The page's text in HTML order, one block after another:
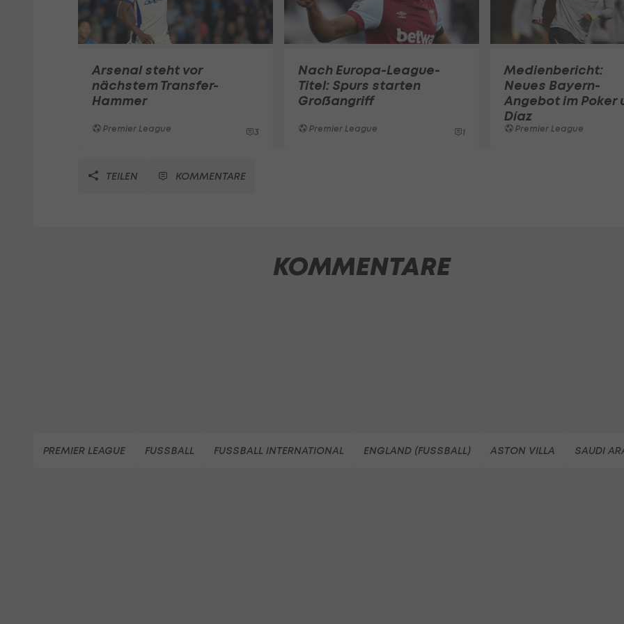
Arsenal steht vor
nächstem Transfer-
Hammer
Premier League 3
Nach Europa-League-
Titel: Spurs starten
Großangriff
Premier League 1
Medienbericht:
Neues Bayern-
Angebot im Poker
Díaz
Premier League
TEILEN KOMMENTARE
KOMMENTARE
PREMIER LEAGUE FUSSBALL FUSSBALL INTERNATIONAL ENGLAND (FUSSBALL) ASTON VILLA SAUDI